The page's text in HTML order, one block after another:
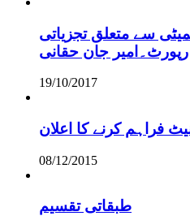
سے متعلق تجزیاتی
رپورٹ۔امیر جان حقانی
19/10/2017
فراہم کرنے کا اعلان
08/12/2015
طبقاتی تقسیم